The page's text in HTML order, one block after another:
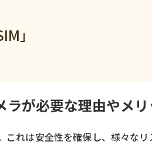
」
が必要な理由やメリ
れは安全性を確保し、様々な